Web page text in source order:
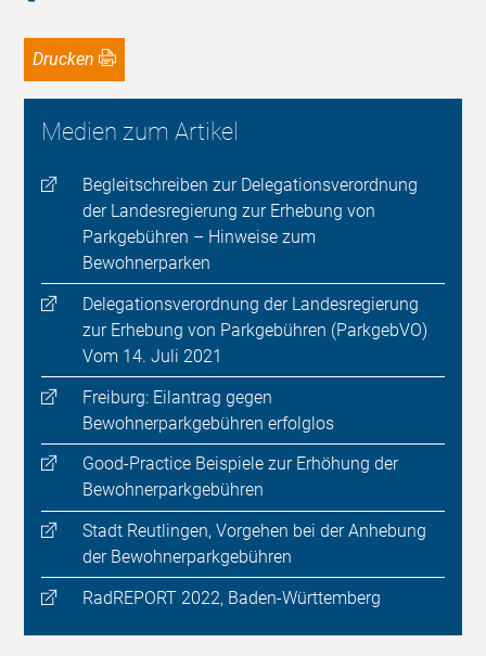
Drucken
Medien zum Artikel
Begleitschreiben zur Delegationsverordnung
der Landesregierung zur Erhebung von
Parkgebühren – Hinweise zum
Bewohnerparken
Delegationsverordnung der Landesregierung
zur Erhebung von Parkgebühren (ParkgebVO)
Vom 14. Juli 2021
Freiburg: Eilantrag gegen
Bewohnerparkgebühren erfolglos
Good-Practice Beispiele zur Erhöhung der
Bewohnerparkgebühren
Stadt Reutlingen, Vorgehen bei der Anhebung
der Bewohnerparkgebühren
RadREPORT 2022, Baden-Württemberg